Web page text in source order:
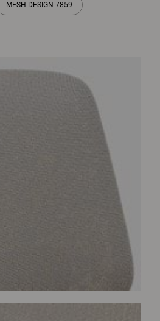
MESH DESIGN 7859